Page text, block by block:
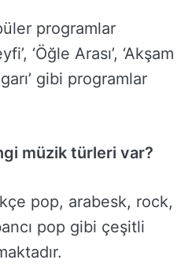
programlar
‘Öğle Arası’, ‘Akşam
gibi programlar
müzik türleri var?
pop, arabesk, rock,
pop gibi çeşitli